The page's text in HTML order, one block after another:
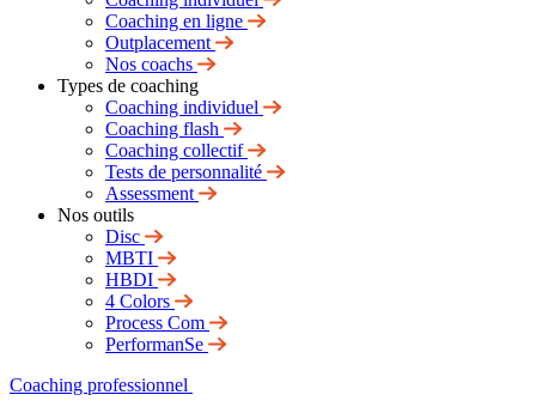
Coaching en ligne
Outplacement
Nos coachs
Types de coaching
Coaching individuel
Coaching flash
Coaching collectif
Tests de personnalité
Assessment
Nos outils
Disc
MBTI
HBDI
4 Colors
Process Com
PerformanSe
Coaching professionnel